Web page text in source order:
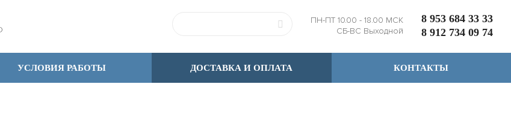
ПН-ПТ 10.00 - 18.00 МСК
СБ-ВС Выходной
8 953 684 33 33
8 912 734 09 74
УСЛОВИЯ РАБОТЫ ДОСТАВКА И ОПЛАТА КОНТАКТЫ